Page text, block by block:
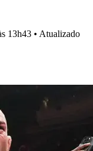
13h43 • Atualizado